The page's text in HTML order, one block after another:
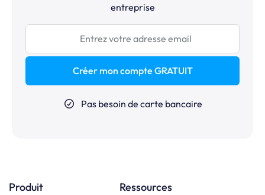
entreprise
Créer mon compte GRATUIT
Pas besoin de carte bancaire
Produit Ressources